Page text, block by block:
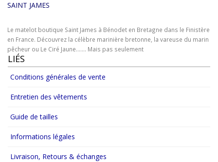
SAINT JAMES
Le matelot boutique Saint James à Bénodet en Bretagne dans le Finistère
en France. Découvrez la célèbre marinière bretonne, la vareuse du marin
pêcheur ou Le Ciré Jaune....... Mais pas seulement
LIÉS
Conditions générales de vente
Entretien des vêtements
Guide de tailles
Informations légales
Livraison, Retours & échanges